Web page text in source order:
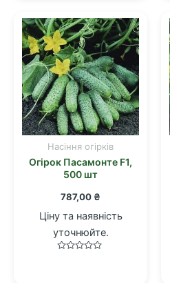
Насіння огірків
Огірок Пасамонте F1,
500 шт
787,00 ₴
Ціну та наявність
уточнюйте.